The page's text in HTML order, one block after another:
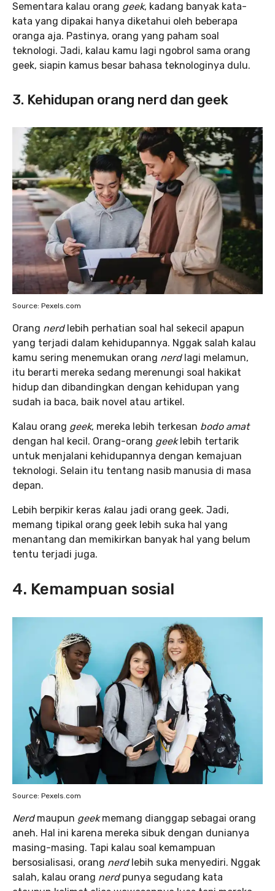
Sementara kalau orang geek, kadang banyak kata-
kata yang dipakai hanya diketahui oleh beberapa
oranga aja. Pastinya, orang yang paham soal
teknologi. Jadi, kalau kamu lagi ngobrol sama orang
geek, siapin kamus besar bahasa teknologinya dulu.
3. Kehidupan orang nerd dan geek
Source: Pexels.com
Orang nerdlebih perhatian soal hal sekecil apapun
yang terjadi dalam kehidupannya. Nggak salah kalau
kamu sering menemukan orang nerd lagi melamun,
itu berarti mereka sedang merenungi soal hakikat
hidup dan dibandingkan dengan kehidupan yang
sudah ia baca, baik novel atau artikel.
Kalau orang geek, mereka lebih terkesan bodo amat
dengan hal kecil. Orang-orang geek lebih tertarik
untuk menjalani kehidupannya dengan kemajuan
teknologi. Selain itu tentang nasib manusia di masa
depan.
Lebih berpikir keras kalau jadi orang geek. Jadi,
memang tipikal orang geek lebih suka hal yang
menantang dan memikirkan banyak hal yang belum
tentu terjadi juga.
4. Kemampuan sosial
Source: Pexels.com
Nerdmaupun geekmemang dianggap sebagai orang
aneh. Hal ini karena mereka sibuk dengan dunianya
masing-masing. Tapi kalau soal kemampuan
bersosialisasi, orang nerd lebih suka menyediri. Nggak
salah, kalau orang nerdpunya segudang kata